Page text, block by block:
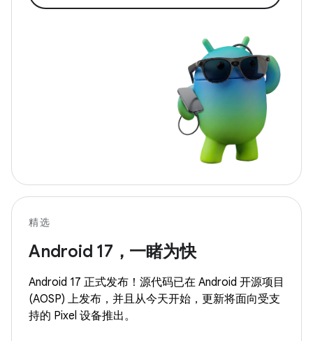
精选
Android 17，一睹为快
Android 17 正式发布！源代码已在 Android 开源项目
(AOSP) 上发布，并且从今天开始，更新将面向受支
持的 Pixel 设备推出。